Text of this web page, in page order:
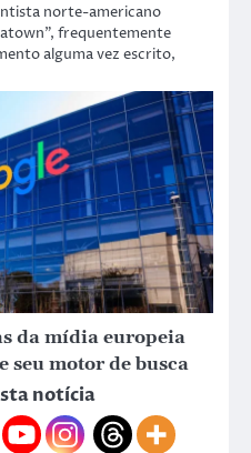
norte-americano
frequentemente
alguma vez escrito,
da mídia europeia
seu motor de busca
notícia